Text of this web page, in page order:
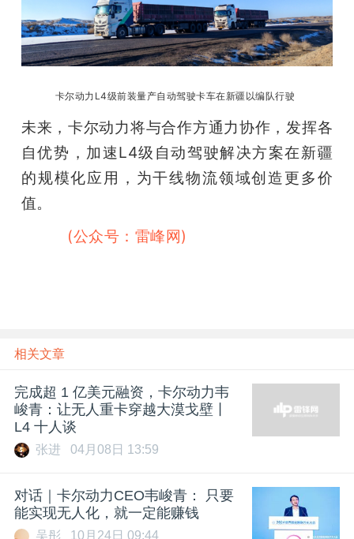
卡尔动力L4级前装量产自动驾驶卡车在新疆以编队行驶
未来，卡尔动力将与合作方通力协作，发挥各
自优势，加速L4级自动驾驶解决方案在新疆
的规模化应用，为干线物流领域创造更多价
值。
(公众号：雷峰网)
相关文章
完成超 1 亿美元融资，卡尔动力韦
峻青：让无人重卡穿越大漠戈壁丨
L4 十人谈
张进 04月08日 13:59
对话｜卡尔动力CEO韦峻青： 只要
能实现无人化，就一定能赚钱
吴彤 10月24日 09:44